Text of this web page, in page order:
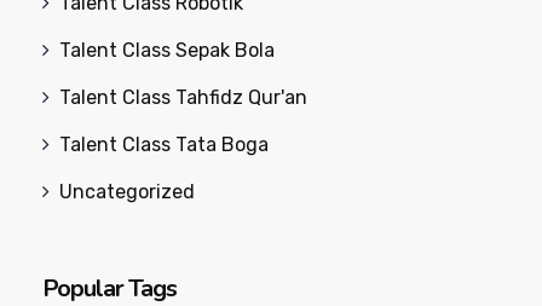
Talent Class Sepak Bola
Talent Class Tahfidz Qur'an
Talent Class Tata Boga
Uncategorized
Popular Tags